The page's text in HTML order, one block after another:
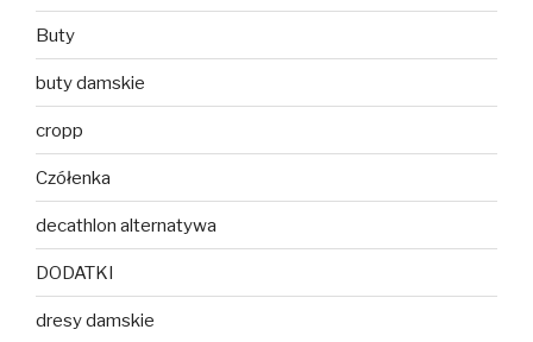
Buty
buty damskie
cropp
Czółenka
decathlon alternatywa
DODATKI
dresy damskie